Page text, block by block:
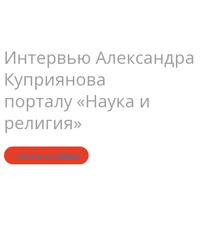
Интервью Александра
Куприянова
порталу «Наука и
религия»
Читать интервью